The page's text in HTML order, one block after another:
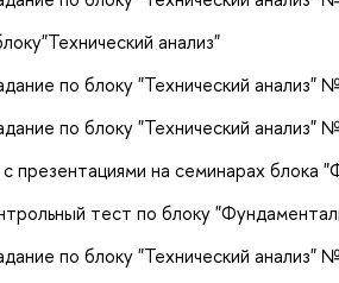
анализ"
по блоку "Технический анализ"
по блоку "Технический анализ"
презентациями на семинарах блока
тест по блоку
по блоку "Технический анализ"